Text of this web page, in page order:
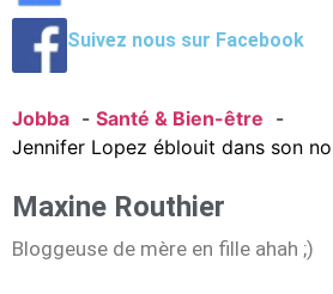
Suivez nous sur Facebook
Jobba
Santé & Bien-être
Jennifer Lopez éblouit dans son
Maxine Routhier
Bloggeuse de mère en fille ahah ;)